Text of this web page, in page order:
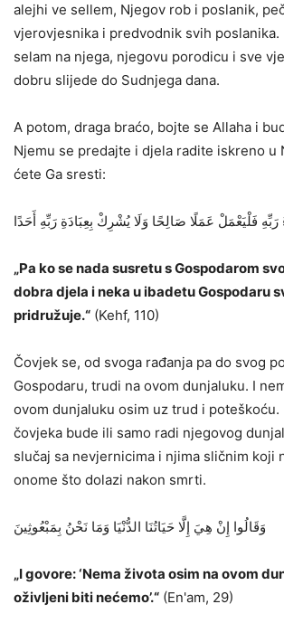
alejhi ve sellem, Njegov rob i poslanik,
vjerovjesnika i predvodnik svih poslanika.
selam na njega, njegovu porodicu i sve
dobru slijede do Sudnjega dana.
A potom, draga braćo, bojte se Allaha i
Njemu se predajte i djela radite iskreno u
ćete Ga sresti:
فَلْيَعْمَلْ عَمَلًا صَالِحًا وَلَا يُشْرِكْ بِعِبَادَةِ رَبِّهِ أَحَدًا
„Pa ko se nada susretu s Gospodarom
dobra djela i neka u ibadetu Gospodaru
pridružuje.“ (Kehf, 110)
Čovjek se, od svoga rađanja pa do svog
Gospodaru, trudi na ovom dunjaluku. I
ovom dunjaluku osim uz trud i poteškoću.
čovjeka bude ili samo radi njegovog
slučaj sa nevjernicima i njima sličnim koji
onome što dolazi nakon smrti.
وَقَالُوا إِنْ هِيَ إِلَّا حَيَاتُنَا الدُّنْيَا وَمَا نَحْنُ بِمَبْعُوثِينَ
„I govore: ‘Nema života osim na ovom
oživljeni biti nećemo’.“ (En'am, 29)